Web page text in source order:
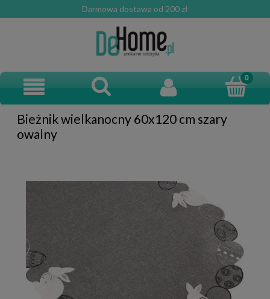
Darmowa dostawa od 200 zł
Bieżnik wielkanocny 60x120 cm szary
owalny